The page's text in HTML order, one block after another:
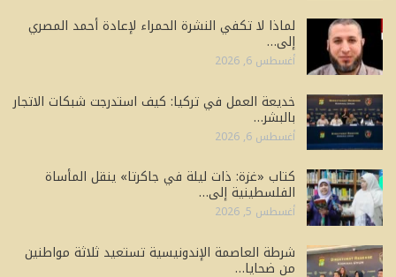
لماذا لا تكفي النشرة الحمراء لإعادة أحمد المصري
إلى…
أغسطس 6, 2026
خديعة العمل في تركيا: كيف استدرجت شبكات الاتجار
بالبشر…
أغسطس 6, 2026
كتاب «غزة: ذات ليلة في جاكرتا» ينقل المأساة
الفلسطينية إلى…
أغسطس 5, 2026
شرطة العاصمة الإندونيسية تستعيد ثلاثة مواطنين
من ضحايا…